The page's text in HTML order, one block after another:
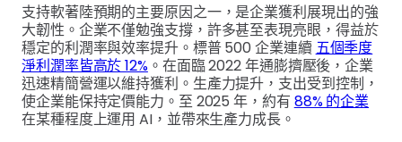
支持軟著陸預期的主要原因之一，是企業獲利展現出的強
大韌性。企業不僅勉強支撐，許多甚至表現亮眼，得益於
穩定的利潤率與效率提升。標普 500 企業連續五個季度
淨利潤率皆高於 12%。在面臨 2022 年通膨擠壓後，企業
迅速精簡營運以維持獲利。生產力提升，支出受到控制，
使企業能保持定價能力。至 2025 年，約有 88% 的企業
在某種程度上運用 AI，並帶來生產力成長。